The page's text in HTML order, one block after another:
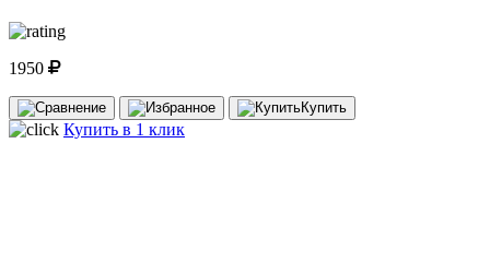
1950
Купить
Купить в 1 клик